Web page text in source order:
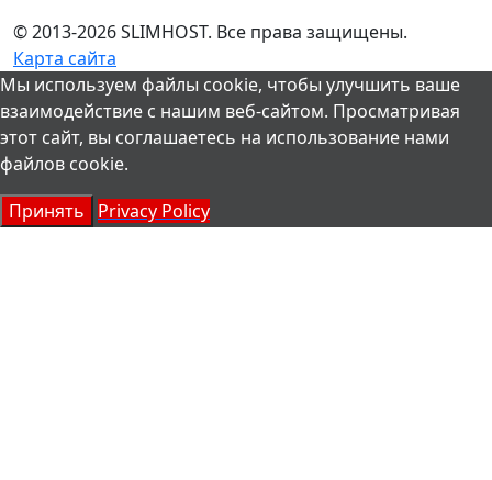
© 2013-2026 SLIMHOST. Все права защищены.
Карта сайта
Мы используем файлы cookie, чтобы улучшить ваше
взаимодействие с нашим веб-сайтом. Просматривая
этот сайт, вы соглашаетесь на использование нами
файлов cookie.
Принять
Privacy Policy